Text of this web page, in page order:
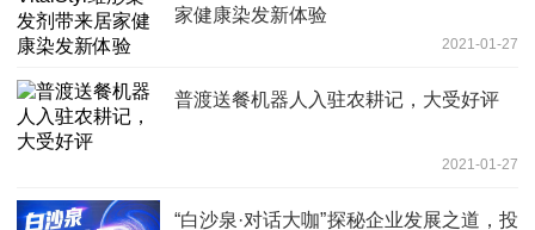
家健康染发新体验
2021-01-27
普渡送餐机器人入驻农耕记，大受好评
2021-01-27
“白沙泉·对话大咖”探秘企业发展之道，投